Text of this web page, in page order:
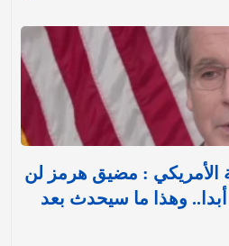
الأمريكي : مضيق هرمز لن
وهذا ما سيحدث بعد